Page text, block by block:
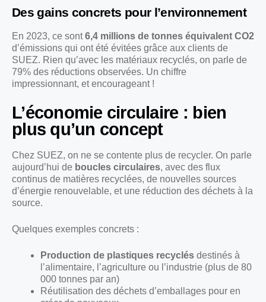
Des gains concrets pour l’environnement
En 2023, ce sont6,4 millions de tonnes équivalent CO2
d’émissions qui ont été évitées grâce aux clients de
SUEZ. Rien qu’avec les matériaux recyclés, on parle de
79% des réductions observées. Un chiffre
impressionnant, et encourageant !
L’économie circulaire : bien
plus qu’un concept
Chez SUEZ, on ne se contente plus de recycler. On parle
aujourd’hui de boucles circulaires, avec des flux
continus de matières recyclées, de nouvelles sources
d’énergie renouvelable, et une réduction des déchets à la
source.
Quelques exemples concrets :
Production de plastiques recyclés destinés à
l’alimentaire, l’agriculture ou l’industrie (plus de 80
000 tonnes par an)
Réutilisation des déchets d’emballages pour en